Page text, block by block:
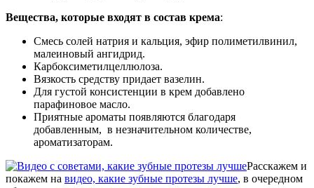
Вещества, которые входят в состав крема:
Смесь солей натрия и кальция, эфир полиметилвинил,
малеиновый ангидрид.
Карбоксиметилцеллюлоза.
Вязкость средству придает вазелин.
Для густой консистенции в крем добавлено
парафиновое масло.
Приятные ароматы появляются благодаря
добавленным, в незначительном количестве,
ароматизаторам.
Расскажем и
покажем на видео, какие зубные протезы лучше, в очередном